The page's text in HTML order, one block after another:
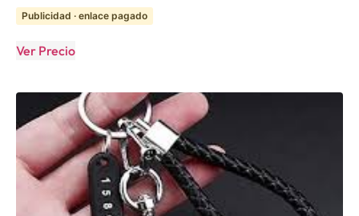
Publicidad · enlace pagado
Ver Precio